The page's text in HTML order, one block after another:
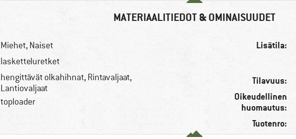
MATERIAALITIEDOT & OMINAISUUDET
Miehet, Naiset
lasketteluretket
hengittävät olkahihnat, Rintavaljaat,
Lantiovaljaat
toploader
Lisätila:
Tilavuus:
Oikeudellinen
huomautus:
Tuotenro: